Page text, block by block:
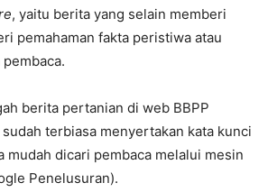
, yaitu berita yang selain memberi
pemahaman fakta peristiwa atau
berita pertanian di web BBPP
terbiasa menyertakan kata kunci
mudah dicari pembaca melalui mesin
Penelusuran).